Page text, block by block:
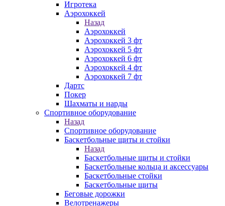
Игротека
Аэрохоккей
Назад
Аэрохоккей
Аэрохоккей 3 фт
Аэрохоккей 5 фт
Аэрохоккей 6 фт
Аэрохоккей 4 фт
Аэрохоккей 7 фт
Дартс
Покер
Шахматы и нарды
Спортивное оборудование
Назад
Спортивное оборудование
Баскетбольные щиты и стойки
Назад
Баскетбольные щиты и стойки
Баскетбольные кольца и аксессуары
Баскетбольные стойки
Баскетбольные щиты
Беговые дорожки
Велотренажеры